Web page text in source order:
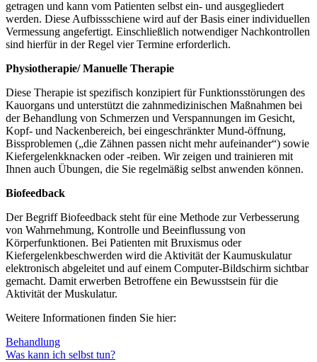
getragen und kann vom Patienten selbst ein- und ausgegliedert
werden. Diese Aufbissschiene wird auf der Basis einer individuellen
Vermessung angefertigt. Einschließlich notwendiger Nachkontrollen
sind hierfür in der Regel vier Termine erforderlich.
Physiotherapie/ Manuelle Therapie
Diese Therapie ist spezifisch konzipiert für Funktionsstörungen des
Kauorgans und unterstützt die zahnmedizinischen Maßnahmen bei
der Behandlung von Schmerzen und Verspannungen im Gesicht,
Kopf- und Nackenbereich, bei eingeschränkter Mund-öffnung,
Bissproblemen („die Zähnen passen nicht mehr aufeinander“) sowie
Kiefergelenkknacken oder -reiben. Wir zeigen und trainieren mit
Ihnen auch Übungen, die Sie regelmäßig selbst anwenden können.
Biofeedback
Der Begriff Biofeedback steht für eine Methode zur Verbesserung
von Wahrnehmung, Kontrolle und Beeinflussung von
Körperfunktionen. Bei Patienten mit Bruxismus oder
Kiefergelenkbeschwerden wird die Aktivität der Kaumuskulatur
elektronisch abgeleitet und auf einem Computer-Bildschirm sichtbar
gemacht. Damit erwerben Betroffene ein Bewusstsein für die
Aktivität der Muskulatur.
Weitere Informationen finden Sie hier:
Behandlung
Was kann ich selbst tun?